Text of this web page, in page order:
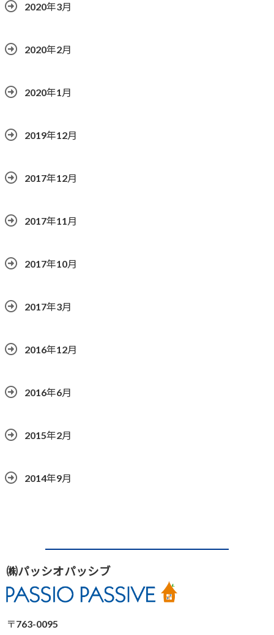
2020年3月
2020年2月
2020年1月
2019年12月
2017年12月
2017年11月
2017年10月
2017年3月
2016年12月
2016年6月
2015年2月
2014年9月
㈱パッシオパッシブ
〒763-0095